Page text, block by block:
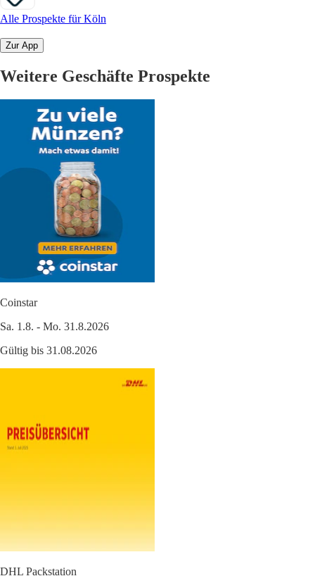
Alle Prospekte für Köln
Zur App
Weitere Geschäfte Prospekte
Coinstar
Sa. 1.8. - Mo. 31.8.2026
Gültig bis 31.08.2026
DHL Packstation